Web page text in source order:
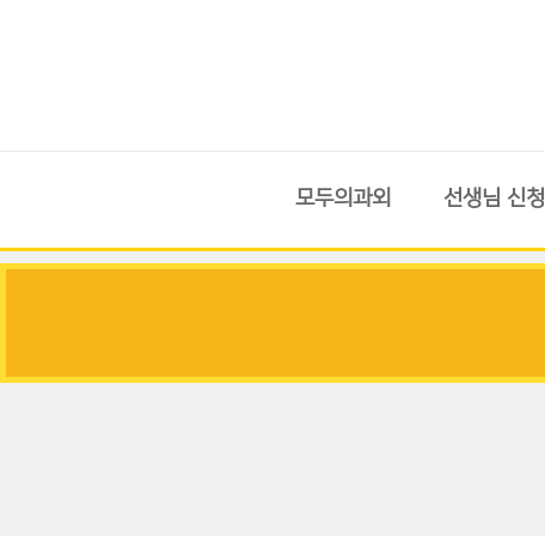
모두의과외 선생님 신청